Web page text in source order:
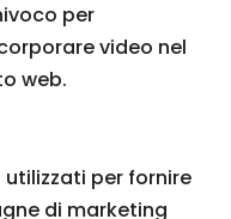
per
video nel
web.
per fornire
di marketing